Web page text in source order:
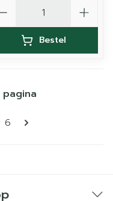
Bestel
pagina
Pagina
6